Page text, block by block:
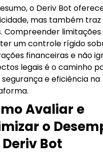
o Deriv Bot
mas também traz
Compreender
um controle rígido
financeiras e não
legais é o caminho
e eficiência na
Avaliar e
o
Bot